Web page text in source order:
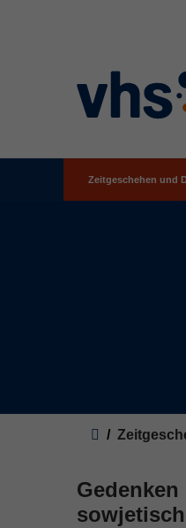
Zum Hauptinhalt springen
Zeitgeschehen und